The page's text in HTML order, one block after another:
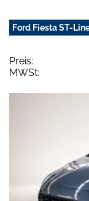
Ford Fiesta ST-
Preis:
MWSt: